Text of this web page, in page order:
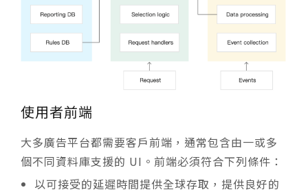
使用者前端
大多廣告平台都需要客戶前端，通常包含由一或多
個不同資料庫支援的 UI。前端必須符合下列條件：
以可接受的延遲時間提供全球存取，提供良好的